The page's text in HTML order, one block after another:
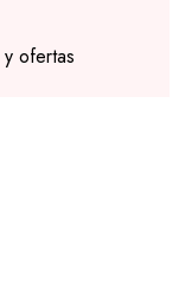
ofertas